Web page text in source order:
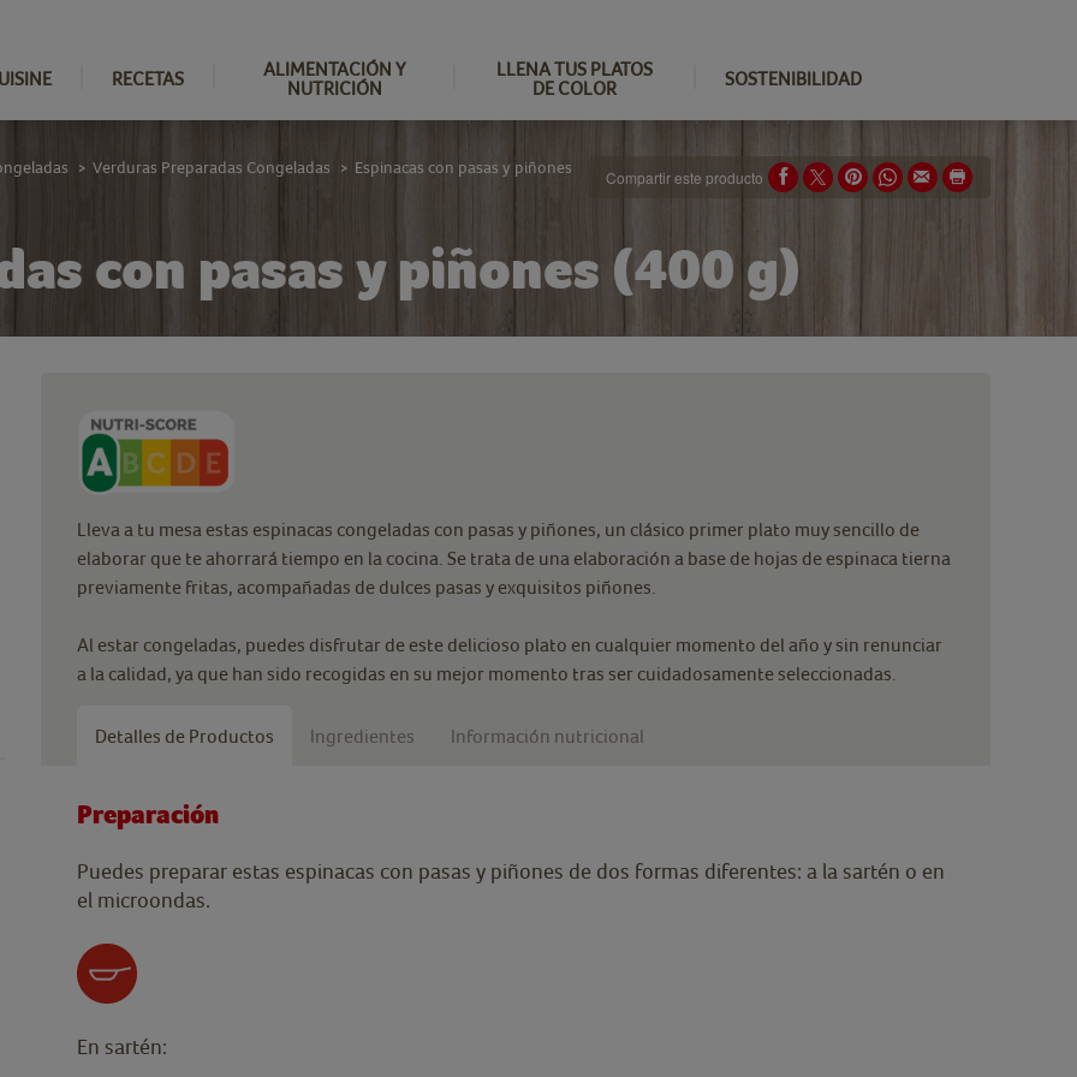
RECETAS
ALIMENTACIÓN Y
NUTRICIÓN
LLENA TUS PLATOS
DE COLOR
SOSTENIBILIDAD
con pasas y piñones (400 g)
> Verduras Preparadas Congeladas > Espinacas con pasas y piñones Compartir este producto
Lleva a tu mesa estas espinacas congeladas con pasas y piñones, un clásico primer plato muy sencillo de
elaborar que te ahorrará tiempo en la cocina. Se trata de una elaboración a base de hojas de espinaca tierna
previamente fritas, acompañadas de dulces pasas y exquisitos piñones.
Al estar congeladas, puedes disfrutar de este delicioso plato en cualquier momento del año y sin renunciar
a la calidad, ya que han sido recogidas en su mejor momento tras ser cuidadosamente seleccionadas.
Detalles de Productos Ingredientes Información nutricional
Preparación
Puedes preparar estas espinacas con pasas y piñones de dos formas diferentes: a la sartén o en
el microondas.
En sartén: